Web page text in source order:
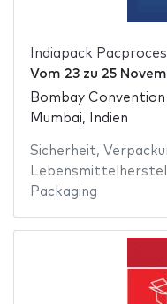
Indiapack
Vom 23zu 25
Bombay
Mumbai, Indien
Sicherheit,
Packaging